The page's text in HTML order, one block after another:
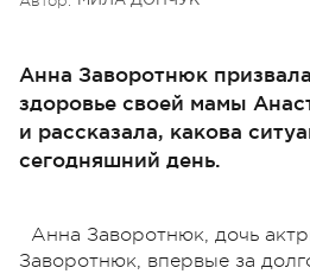
Анна Заворотнюк
здоровье своей мамы
и рассказала, какова
сегодняшний день.
Анна Заворотнюк, дочь
Заворотнюк, впервые за